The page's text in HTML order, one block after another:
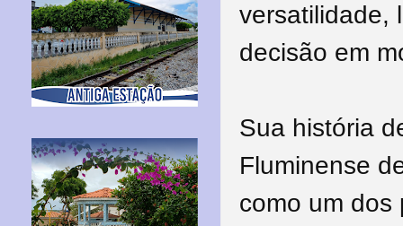
versatilidade,
decisão em
Sua história
Fluminense
como um dos